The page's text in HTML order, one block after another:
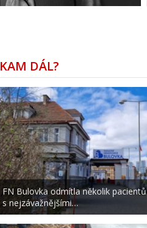
KAM DÁL?
FN Bulovka odmítla několik pacientů
s nejzávažnějšími…